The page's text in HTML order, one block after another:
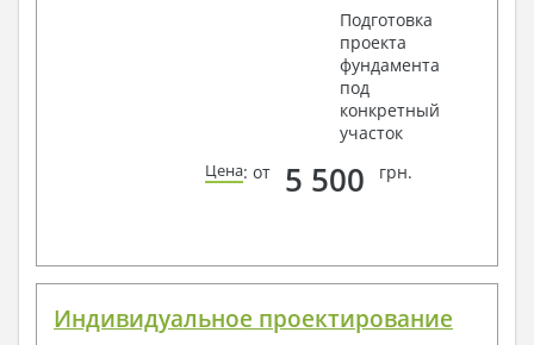
Подготовка
проекта
фундамента
под
конкретный
участок
Цена: от 5 500 грн.
Индивидуальное проектирование